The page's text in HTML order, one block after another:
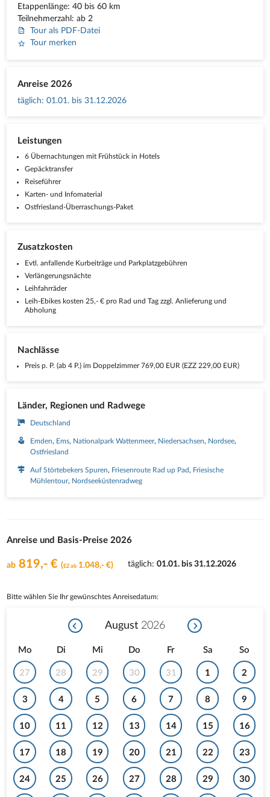
Etappenlänge: 40 bis 60 km
Teilnehmerzahl: ab 2
Tour als PDF-Datei
Tour merken
Anreise 2026
täglich: 01.01. bis 31.12.2026
Leistungen
6 Übernachtungen mit Frühstück in Hotels
Gepäcktransfer
Reiseführer
Karten- und Infomaterial
Ostfriesland-Überraschungs-Paket
Zusatzkosten
Evtl. anfallende Kurbeiträge und Parkplatzgebühren
Verlängerungsnächte
Leihfahrräder
Leih-Ebikes kosten 25,- € pro Rad und Tag zzgl. Anlieferung und
Abholung
Nachlässe
Preis p. P. (ab 4 P.) im Doppelzimmer 769,00 EUR (EZZ 229,00 EUR)
Länder, Regionen und Radwege
Deutschland
Emden Ems Nationalpark Wattenmeer Niedersachsen
Nordsee
Ostfriesland
Auf Störtebekers Spuren Friesenroute Rad up Pad
Friesische
Mühlentour Nordseeküstenradweg
Anreise und Basis-Preise 2026
ab 819,- € (EZ ab 1.048,- €) täglich: 01.01. bis 31.12.2026
Bitte wählen Sie Ihr gewünschtes Anreisedatum:
August 2026
Mo Di Mi Do Fr Sa So
27 28 29 30 31 1 2
3 4 5 6 7 8 9
10 11 12 13 14 15 16
17 18 19 20 21 22 23
24 25 26 27 28 29 30